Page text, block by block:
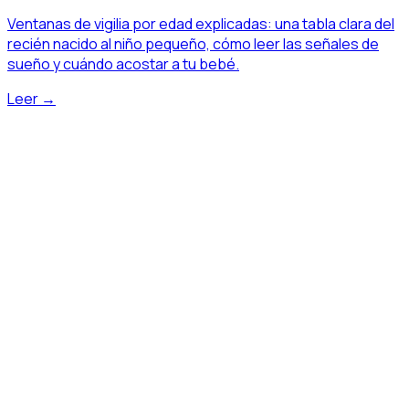
Ventanas de vigilia por edad explicadas: una tabla clara del
recién nacido al niño pequeño, cómo leer las señales de
sueño y cuándo acostar a tu bebé.
Leer →